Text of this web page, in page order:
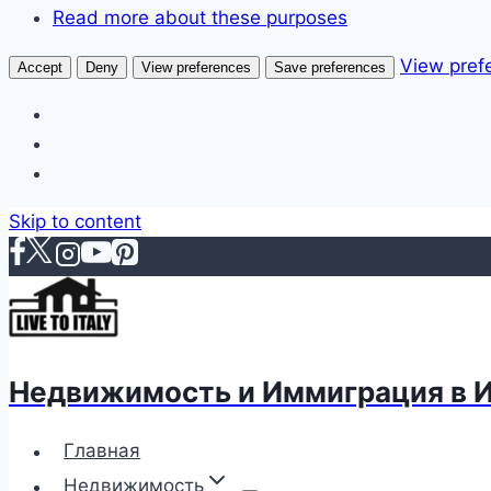
Read more about these purposes
Accept Deny View preferences Save preferences View
Skip to content
Недвижимость и Иммиграция в
Главная
Недвижимость